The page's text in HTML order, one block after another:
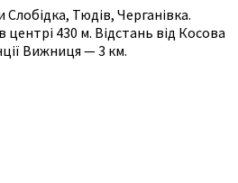
Тюдів, Черганівка.
430 м. Відстань від Косова
Вижниця — 3 км.